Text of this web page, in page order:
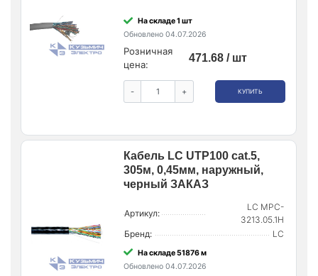
На складе 1 шт
Обновлено 04.07.2026
Розничная
цена:
471.68 / шт
- + КУПИТЬ
Кабель LC UTP100 cat.5,
305м, 0,45мм, наружный,
черный ЗАКАЗ
Артикул:
LC MPC-
3213.05.1H
Бренд:
LC
На складе 51876 м
Обновлено 04.07.2026